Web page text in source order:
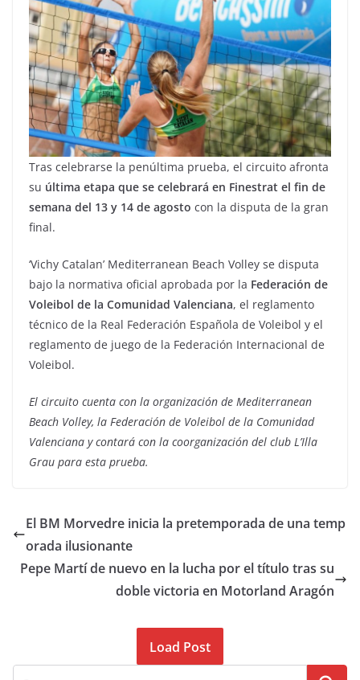
Tras celebrarse la penúltima prueba, el circuito afronta
su última etapa que se celebrará en Finestrat el fin de
semana del 13 y 14 de agosto con la disputa de la gran
final.
‘Vichy Catalan’ Mediterranean Beach Volley se disputa
bajo la normativa oficial aprobada por la Federación de
Voleibol de la Comunidad Valenciana, el reglamento
técnico de la Real Federación Española de Voleibol y el
reglamento de juego de la Federación Internacional de
Voleibol.
El circuito cuenta con la organización de Mediterranean
Beach Volley, la Federación de Voleibol de la Comunidad
Valenciana y contará con la coorganización del club L’Illa
Grau para esta prueba.
El BM Morvedre inicia la pretemporada de una temp
orada ilusionante
Pepe Martí de nuevo en la lucha por el título tras su
doble victoria en Motorland Aragón
Load Post